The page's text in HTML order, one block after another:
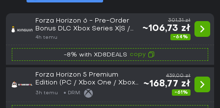
Forza Horizon 6 - Pre-Order
Bonus DLC Xbox Series X|S /
PC CD Key
4h temu
301,31 zł
~106,73 zł
-64%
-8% with XD8DEALS copy
Forza Horizon 5 Premium
Edition (PC / Xbox One / Xbox
Series X|S) Microsoft Store Key
3h temu DRM:
439,00 zł
~168,77 zł
-61%